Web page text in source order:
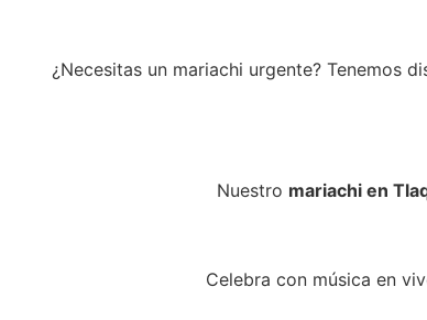
¿Necesitas un mariachi urgente? Tenemos
Nuestro mariachi en
Celebra con música en